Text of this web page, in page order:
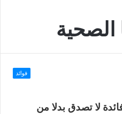
الصحية
فوائد
فاكهة الكاكا: 11 فائدة لا تصدق بدلا من